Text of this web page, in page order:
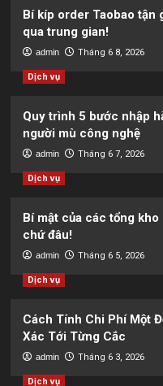
Bí kíp order Taobao tận
qua trung gian!
admin Tháng 6 8, 2026
Dịch vụ
Quy trình 5 bước nhập
người mù công nghệ
admin Tháng 6 7, 2026
Dịch vụ
Bí mật của các tổng
chứ đâu!
admin Tháng 6 5, 2026
Dịch vụ
Cách Tính Chi Phí Một
Xác Tới Từng Cắc
admin Tháng 6 3, 2026
Dịch vụ